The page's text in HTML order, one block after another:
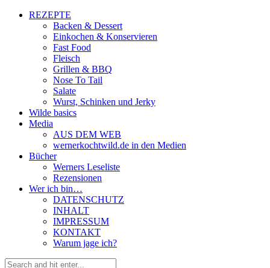
REZEPTE
Backen & Dessert
Einkochen & Konservieren
Fast Food
Fleisch
Grillen & BBQ
Nose To Tail
Salate
Wurst, Schinken und Jerky
Wilde basics
Media
AUS DEM WEB
wernerkochtwild.de in den Medien
Bücher
Werners Leseliste
Rezensionen
Wer ich bin…
DATENSCHUTZ
INHALT
IMPRESSUM
KONTAKT
Warum jage ich?